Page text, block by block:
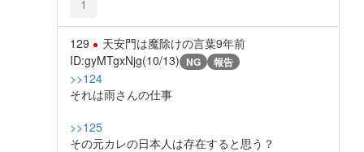
1
129 天安門は魔除けの言葉9年前
ID:gyMTgxNjg(10/13) NG 報告
>>124
それは雨さんの仕事
>>125
その元カレの日本人は存在すると思う？